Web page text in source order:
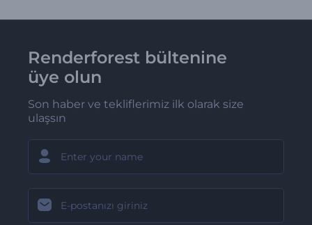
Renderforest bültenine
üye olun
Son haber ve tekliflerimiz ilk olarak size
ulaşsın